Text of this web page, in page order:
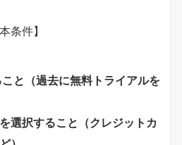
条件】
と（過去に無料トライアルを
選択すること（クレジットカ